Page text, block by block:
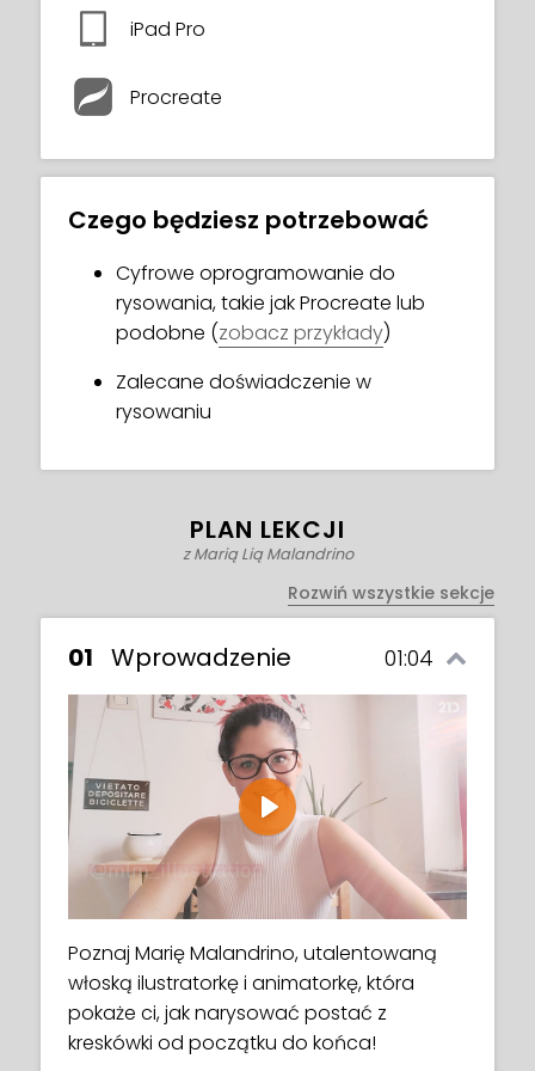
Wskazówki i triki Marii pomogą Ci rozwijać i
doskonalić własny styl rysowania i
będziesz zachwycony końcowym
rezultatem!
Na koniec tego kursu stworzysz piękną
postać z kreskówki według własnego
wyboru!
iPad Pro
Procreate
Czego będziesz potrzebować
Cyfrowe oprogramowanie do
rysowania, takie jak Procreate lub
podobne (zobacz przykłady)
Zalecane doświadczenie w
rysowaniu
PLAN LEKCJI
z Marią Lią Malandrino
Rozwiń wszystkie sekcje
01 Wprowadzenie 01:04
Play
Poznaj Marię Malandrino, utalentowaną
włoską ilustratorkę i animatorkę, która
pokaże ci, jak narysować postać z
kreskówki od początku do końca!